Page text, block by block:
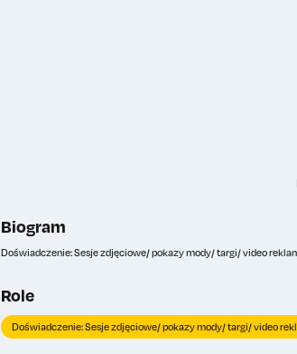
Biogram
Doświadczenie: Sesje zdjęciowe/ pokazy mody/ targi/ video
Role
Doświadczenie: Sesje zdjęciowe/ pokazy mody/ targi/ video